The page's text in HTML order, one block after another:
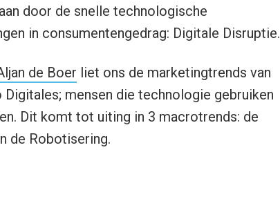
door de snelle technologische
in consumentengedrag: Digitale Disruptie.
de Boer liet ons de marketingtrends van
mensen die technologie gebruiken
Dit komt tot uiting in 3 macrotrends: de
de Robotisering.